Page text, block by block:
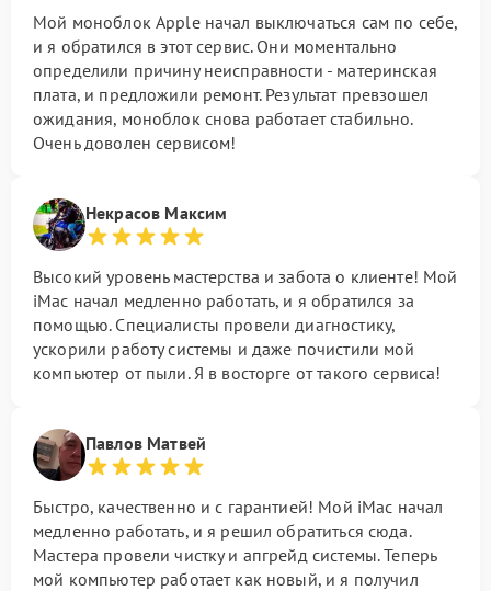
Мой моноблок Apple начал выключаться сам по себе,
и я обратился в этот сервис. Они моментально
определили причину неисправности - материнская
плата, и предложили ремонт. Результат превзошел
ожидания, моноблок снова работает стабильно.
Очень доволен сервисом!
Некрасов Максим
Высокий уровень мастерства и забота о клиенте! Мой
iMac начал медленно работать, и я обратился за
помощью. Специалисты провели диагностику,
ускорили работу системы и даже почистили мой
компьютер от пыли. Я в восторге от такого сервиса!
Павлов Матвей
Быстро, качественно и с гарантией! Мой iMac начал
медленно работать, и я решил обратиться сюда.
Мастера провели чистку и апгрейд системы. Теперь
мой компьютер работает как новый, и я получил